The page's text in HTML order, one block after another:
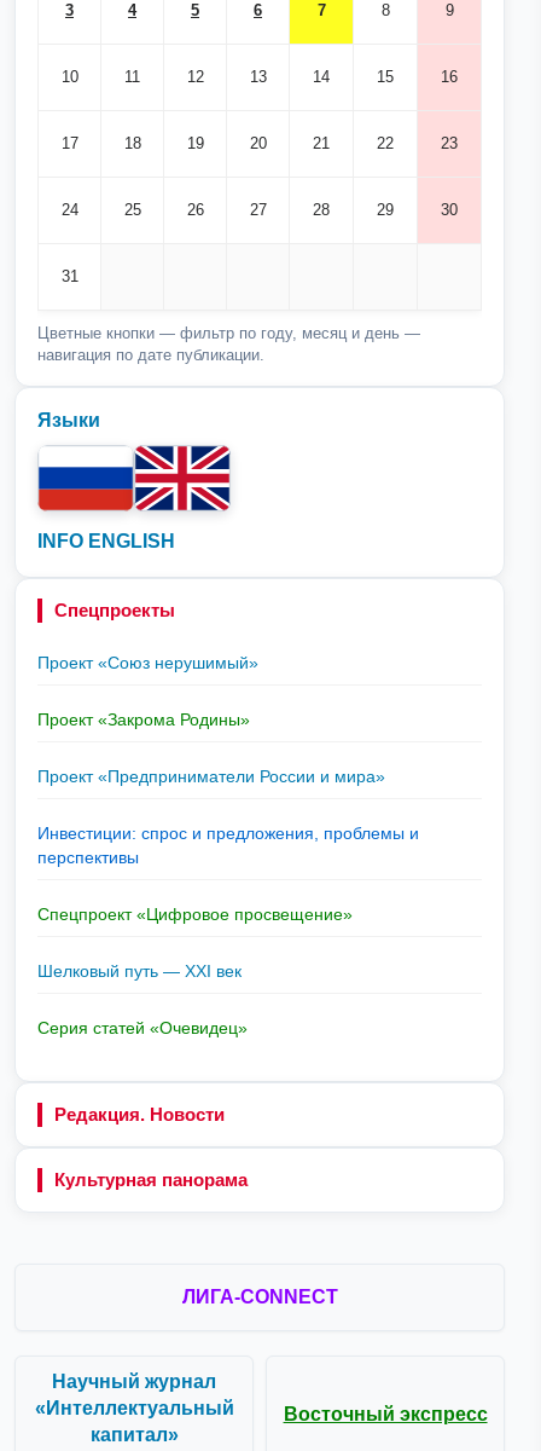
3 4 5 6 7 8 9
10 11 12 13 14 15 16
17 18 19 20 21 22 23
24 25 26 27 28 29 30
31
Цветные кнопки — фильтр по году, месяц и день —
навигация по дате публикации.
Языки
INFO ENGLISH
Спецпроекты
Проект «Союз нерушимый»
Проект «Закрома Родины»
Проект «Предприниматели России и мира»
Инвестиции: спрос и предложения, проблемы и
перспективы
Спецпроект «Цифровое просвещение»
Шелковый путь — XXI век
Серия статей «Очевидец»
Редакция. Новости
Культурная панорама
ЛИГА-CONNECT
Научный журнал
«Интеллектуальный
капитал»
Восточный экспресс